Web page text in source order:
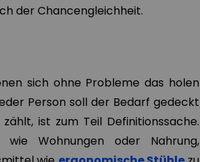
der Chancengleichheit.
sich ohne Probleme das holen
Person soll der Bedarf gedeckt
ist zum Teil Definitionssache.
Wohnungen oder Nahrung,